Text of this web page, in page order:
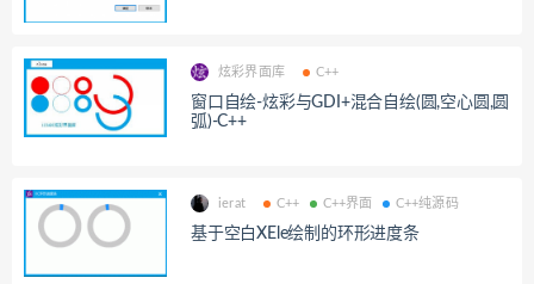
炫彩界面库 C++
窗口自绘-炫彩与GDI+混合自绘(圆,空心圆,圆
弧)-C++
ierat C++ C++界面 C++纯源码
基于空白XEle绘制的环形进度条